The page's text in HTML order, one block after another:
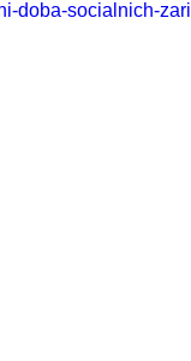
doba-socialnich-